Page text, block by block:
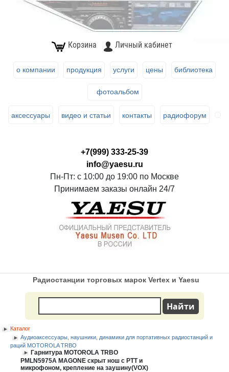
Корзина Личный кабинет
о компании продукция услуги цены библиотека
фотоальбом
аксессуары видео и статьи контакты радиофорум
+7(999) 333-25-39
info@yaesu.ru
Пн-Пт: с 10:00 до 19:00 по Москве
Принимаем заказы онлайн 24/7
Радиостанции торговых марок Vertex и Yaesu
Каталог
Аудиоаксессуары, наушники, динамики для портативных радиостанций и
раций MOTOROLA TRBO
Гарнитура MOTOROLA TRBO
PMLN5975A MAGONE скрыт нош с PTT и
микрофоном, крепление на заушину(VOX)